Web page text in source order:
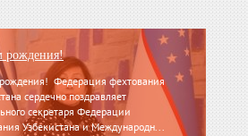
рождения!
Федерация фехтования
сердечно поздравляет
секретаря Федерации
Узбекистана и Международн...